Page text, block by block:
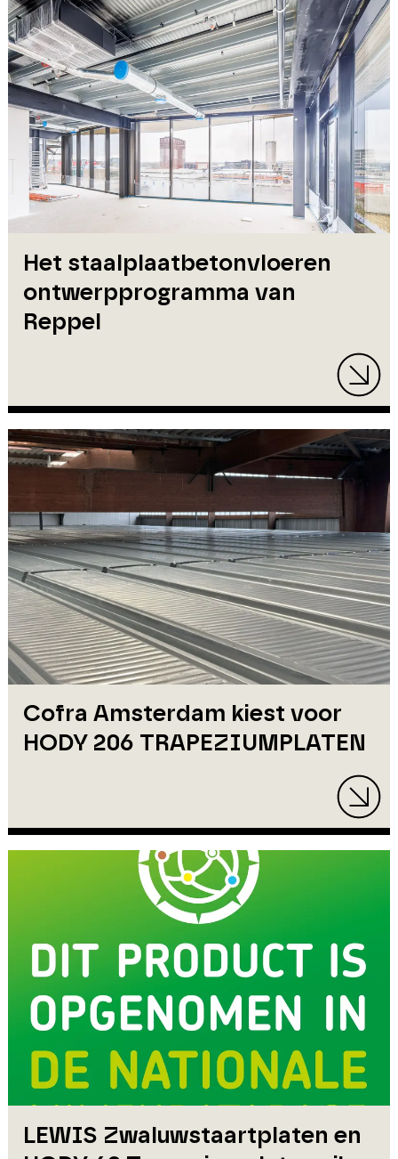
Het staalplaatbetonvloeren
ontwerpprogramma van
Reppel
Cofra Amsterdam kiest voor
HODY 206 TRAPEZIUMPLATEN
LEWIS Zwaluwstaartplaten en